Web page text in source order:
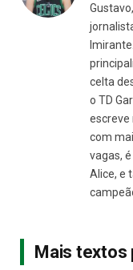
celta
o TD
escreve
com
vagas,
Alice, e
Mais textos